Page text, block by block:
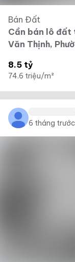
Bán Đất
Cần bán lô đất
Văn Thịnh,
8.5 tỷ
74.6 triệu/m²
6 tháng trước